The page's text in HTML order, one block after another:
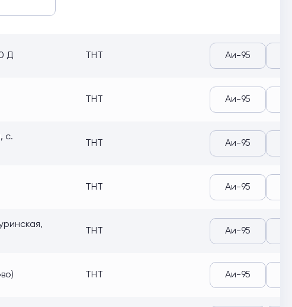
Д ТНТ Аи-95
ТНТ Аи-95
с.
ТНТ Аи-95
ТНТ Аи-95
ТНТ Аи-95
ТНТ Аи-95